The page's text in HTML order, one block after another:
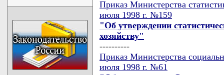
Приказ Министерства
июля 1998 г. №159
"Об утверждении
хозяйству"
----------
Приказ Министерства
июля 1998 г. №61